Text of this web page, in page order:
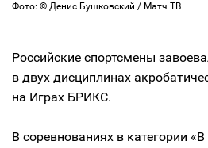
Фото: © Денис Бушковский / Матч ТВ
Российские спортсмены
в двух дисциплинах
на Играх БРИКС.
В соревнованиях в категории